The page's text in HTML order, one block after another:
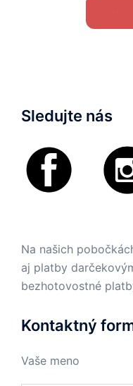
Sledujte nás
Na našich
aj platby
bezhotovostné
Kontaktný
Vaše meno